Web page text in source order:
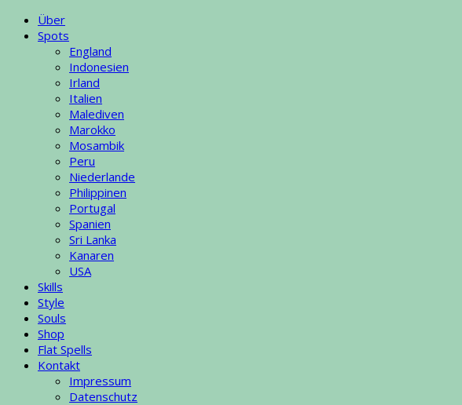
Über
Spots
England
Indonesien
Irland
Italien
Malediven
Marokko
Mosambik
Peru
Niederlande
Philippinen
Portugal
Spanien
Sri Lanka
Kanaren
USA
Skills
Style
Souls
Shop
Flat Spells
Kontakt
Impressum
Datenschutz